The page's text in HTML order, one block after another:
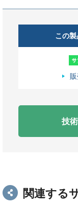
この
技
関連する